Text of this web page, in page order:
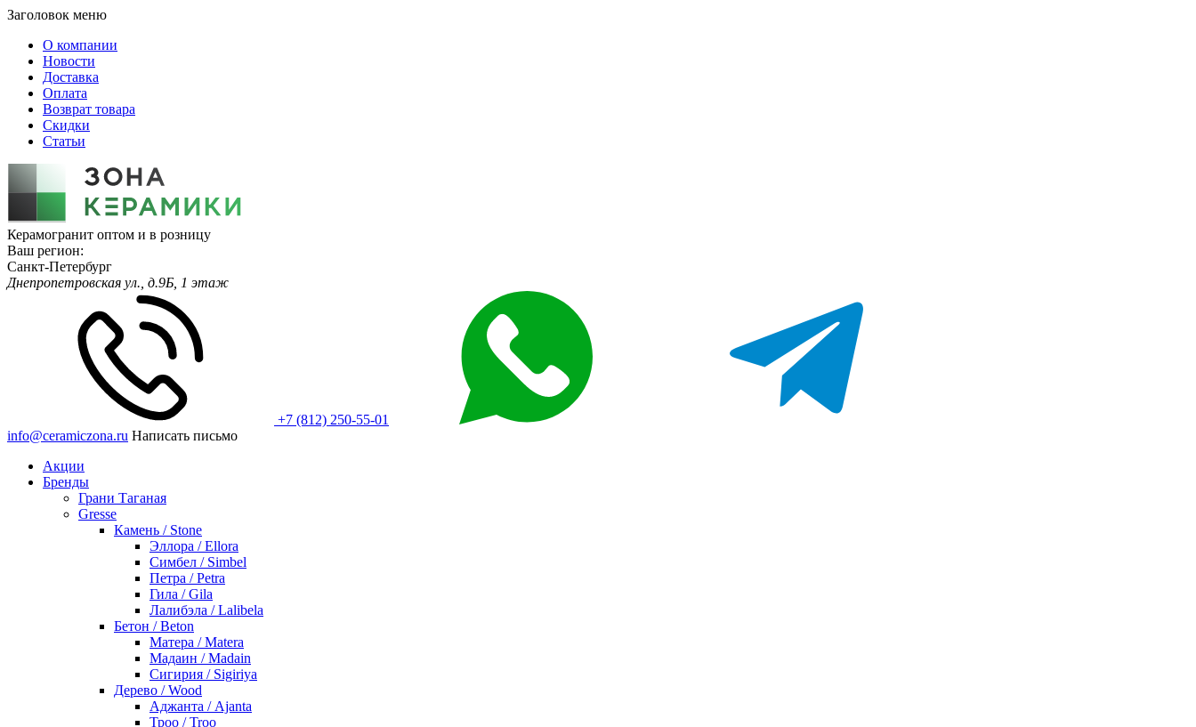
Заголовок меню
О компании
Новости
Доставка
Оплата
Возврат товара
Скидки
Статьи
Керамогранит оптом и в розницу
Ваш регион:
Санкт-Петербург
Днепропетровская ул., д.9Б, 1 этаж
+7 (812) 250-55-01
info@ceramiczona.ru Написать письмо
Акции
Бренды
Грани Таганая
Gresse
Камень / Stone
Эллора / Ellora
Симбел / Simbel
Петра / Petra
Гила / Gila
Лалибэла / Lalibela
Бетон / Beton
Матера / Matera
Мадаин / Madain
Сигирия / Sigiriya
Дерево / Wood
Аджанта / Ajanta
Троо / Troo